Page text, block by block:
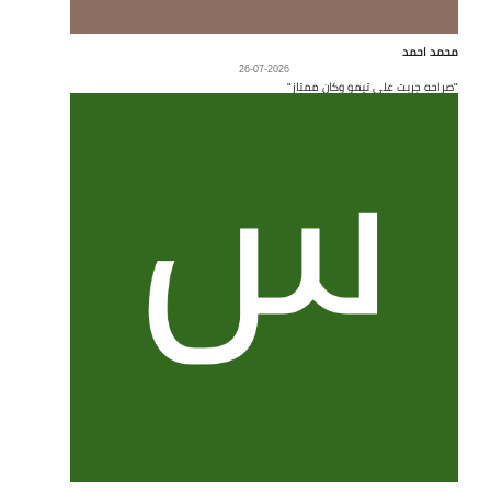
محمد احمد
26-07-2026
"صراحه جربت على تيمو وكان ممتاز"